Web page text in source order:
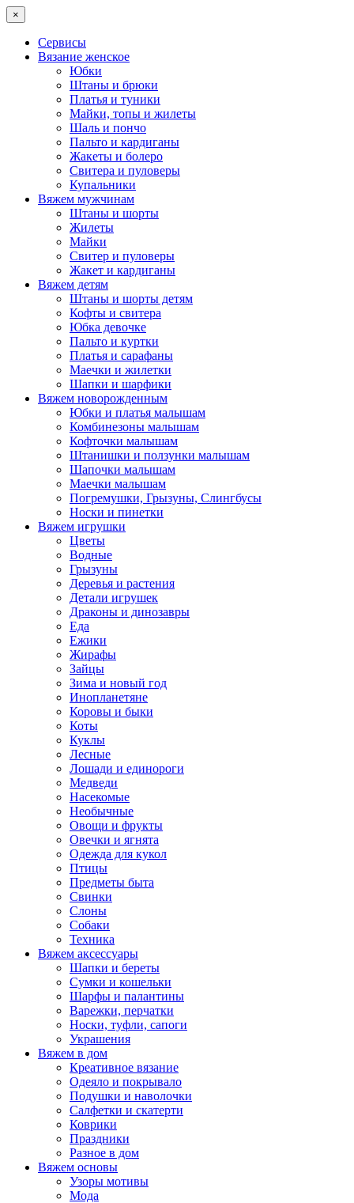
×
Сервисы
Вязание женское
Юбки
Штаны и брюки
Платья и туники
Майки, топы и жилеты
Шаль и пончо
Пальто и кардиганы
Жакеты и болеро
Свитера и пуловеры
Купальники
Вяжем мужчинам
Штаны и шорты
Жилеты
Майки
Свитер и пуловеры
Жакет и кардиганы
Вяжем детям
Штаны и шорты детям
Кофты и свитера
Юбка девочке
Пальто и куртки
Платья и сарафаны
Маечки и жилетки
Шапки и шарфики
Вяжем новорожденным
Юбки и платья малышам
Комбинезоны малышам
Кофточки малышам
Штанишки и ползунки малышам
Шапочки малышам
Маечки малышам
Погремушки, Грызуны, Слингбусы
Носки и пинетки
Вяжем игрушки
Цветы
Водные
Грызуны
Деревья и растения
Детали игрушек
Драконы и динозавры
Еда
Ежики
Жирафы
Зайцы
Зима и новый год
Инопланетяне
Коровы и быки
Коты
Куклы
Лесные
Лошади и единороги
Медведи
Насекомые
Необычные
Овощи и фрукты
Овечки и ягнята
Одежда для кукол
Птицы
Предметы быта
Свинки
Слоны
Собаки
Техника
Вяжем аксессуары
Шапки и береты
Сумки и кошельки
Шарфы и палантины
Варежки, перчатки
Носки, туфли, сапоги
Украшения
Вяжем в дом
Креативное вязание
Одеяло и покрывало
Подушки и наволочки
Салфетки и скатерти
Коврики
Праздники
Разное в дом
Вяжем основы
Узоры мотивы
Мода